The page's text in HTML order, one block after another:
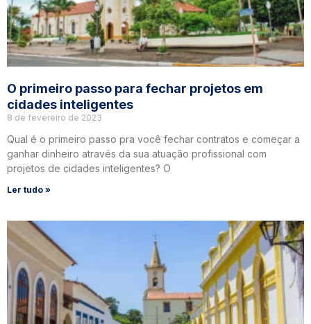
O primeiro passo para fechar projetos em
cidades inteligentes
8 de fevereiro de 2023
Qual é o primeiro passo pra você fechar contratos e começar a
ganhar dinheiro através da sua atuação profissional com
projetos de cidades inteligentes? O
Ler tudo »